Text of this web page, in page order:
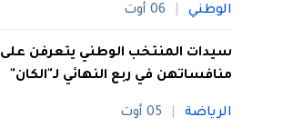
الوطني 06 أوت
سيدات المنتخب الوطني يتعرفن على
منافساتهن في ربع النهائي لـ"الكان"
الرياضة 05 أوت